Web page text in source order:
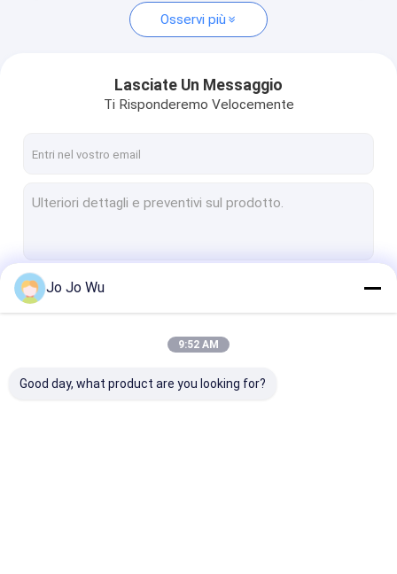
Polvere dell'estratto del tè verde
Estratto di eucommia ulmoides
Polvere dell'estratto del ginseng
Ingrediente farmaceutico attivo
Estratti della pianta dei cosmetici
Rosemary Extract Powder
Osservi più
Lasciate Un Messaggio
Ti Risponderemo Velocemente
Jo Jo Wu
9:52 AM
Good day, what product are you looking for?